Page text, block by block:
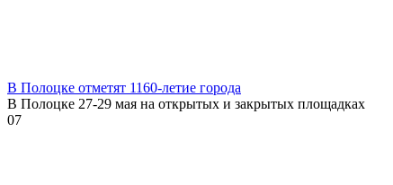
В Полоцке отметят 1160-летие города
В Полоцке 27-29 мая на открытых и закрытых площадках
07